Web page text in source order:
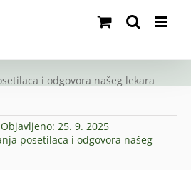
i odgovora našeg lekara
Objavljeno: 25. 9. 2025
posetilaca i odgovora našeg